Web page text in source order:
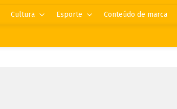
Cultura Esporte Conteúdo de marca